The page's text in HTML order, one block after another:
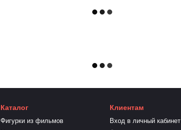
Каталог
Фигурки из фильмов
Клиентам
Вход в личный кабинет